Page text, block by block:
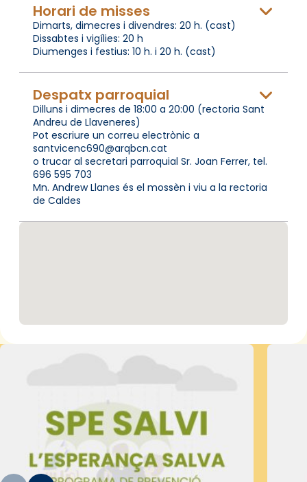
Horari de misses
Dimarts, dimecres i divendres: 20 h. (cast)
Dissabtes i vigílies: 20 h
Diumenges i festius: 10 h. i 20 h. (cast)
Despatx parroquial
Dilluns i dimecres de 18:00 a 20:00 (rectoria Sant
Andreu de Llaveneres)
Pot escriure un correu electrònic a
santvicenc690@arqbcn.cat
o trucar al secretari parroquial Sr. Joan Ferrer, tel.
696 595 703
Mn. Andrew Llanes és el mossèn i viu a la rectoria
de Caldes